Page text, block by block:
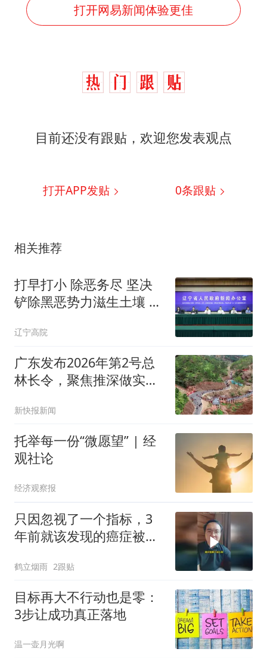
打开网易新闻体验更佳
目前还没有跟贴，欢迎您发表观点
打开APP发贴 0条跟贴
相关推荐
打早打小 除恶务尽 坚决
铲除黑恶势力滋生土壤 我
斗争有关情况
辽宁高院
广东发布2026年第2号总
林长令，聚焦推深做实林
新快报新闻
托举每一份“微愿望” | 经
观社论
经济观察报
只因忽视了一个指标，3
年前就该发现的癌症被拖
鹤立烟雨 2跟贴
目标再大不行动也是零：
3步让成功真正落地
温一壶月光啊